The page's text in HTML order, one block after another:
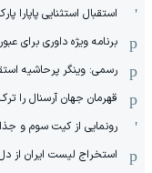
استقبال استثنایی پاپارا
برنامه ویژه داوری برای عبور از
رسمی: وینگر پرحاشیه
قهرمان جهان آرسنال را
رونمایی از کیت سوم و
استخراج لیست ایران از